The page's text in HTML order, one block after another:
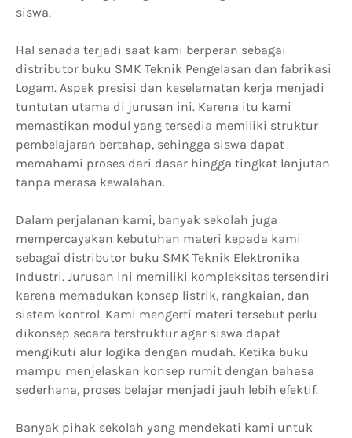
siswa.
Hal senada terjadi saat kami berperan sebagai
distributor buku SMK Teknik Pengelasan dan fabrikasi
Logam. Aspek presisi dan keselamatan kerja menjadi
tuntutan utama di jurusan ini. Karena itu kami
memastikan modul yang tersedia memiliki struktur
pembelajaran bertahap, sehingga siswa dapat
memahami proses dari dasar hingga tingkat lanjutan
tanpa merasa kewalahan.
Dalam perjalanan kami, banyak sekolah juga
mempercayakan kebutuhan materi kepada kami
sebagai distributor buku SMK Teknik Elektronika
Industri. Jurusan ini memiliki kompleksitas tersendiri
karena memadukan konsep listrik, rangkaian, dan
sistem kontrol. Kami mengerti materi tersebut perlu
dikonsep secara terstruktur agar siswa dapat
mengikuti alur logika dengan mudah. Ketika buku
mampu menjelaskan konsep rumit dengan bahasa
sederhana, proses belajar menjadi jauh lebih efektif.
Banyak pihak sekolah yang mendekati kami untuk